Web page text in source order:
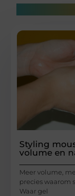
Styling
volume en
Meer volume,
precies waarom
Waar gel